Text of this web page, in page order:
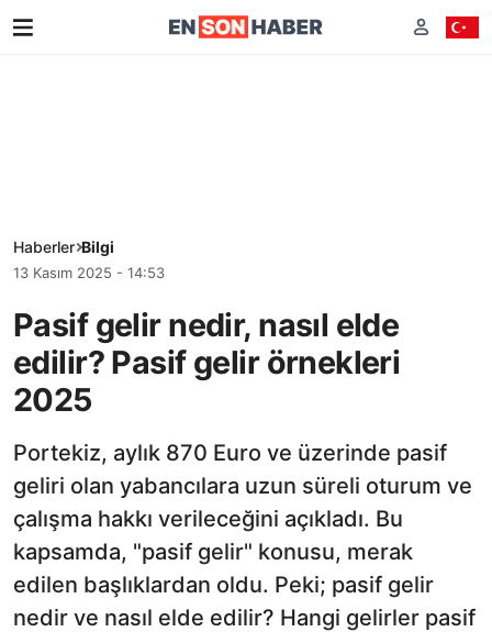
Haberler Bilgi
13 Kasım 2025 - 14:53
Pasif gelir nedir, nasıl elde
edilir? Pasif gelir örnekleri
2025
Portekiz, aylık 870 Euro ve üzerinde pasif
geliri olan yabancılara uzun süreli oturum ve
çalışma hakkı verileceğini açıkladı. Bu
kapsamda, "pasif gelir" konusu, merak
edilen başlıklardan oldu. Peki; pasif gelir
nedir ve nasıl elde edilir? Hangi gelirler pasif